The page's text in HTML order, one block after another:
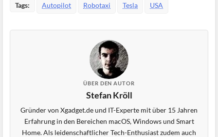
Tags: Autopilot Robotaxi Tesla USA
ÜBER DEN AUTOR
Stefan Kröll
Gründer von Xgadget.de und IT-Experte mit über 15 Jahren
Erfahrung in den Bereichen macOS, Windows und Smart
Home. Als leidenschaftlicher Tech-Enthusiast zudem auch